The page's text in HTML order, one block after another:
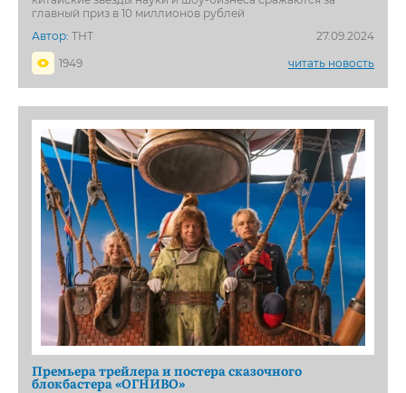
главный приз в 10 миллионов рублей
Автор: ТНТ
27.09.2024
1949
читать новость
Премьера трейлера и постера сказочного
блокбастера «ОГНИВО»